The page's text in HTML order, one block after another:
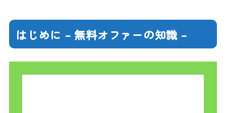
はじめに – 無料オファーの知識 –